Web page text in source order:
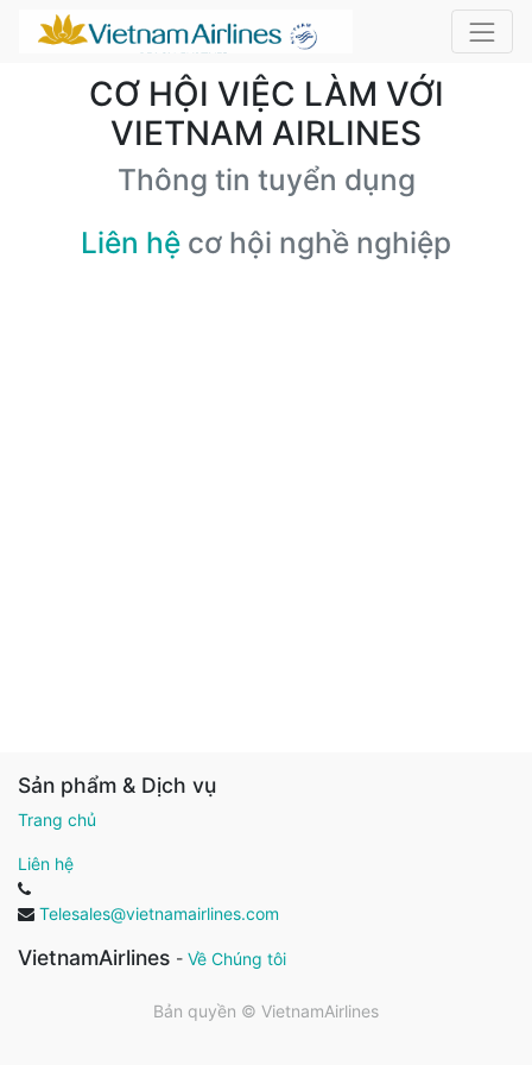
CƠ HỘI VIỆC LÀM VỚI
VIETNAM AIRLINES
Thông tin tuyển dụng
Liên hệ cơ hội nghề nghiệp
Sản phẩm & Dịch vụ
Trang chủ
Liên hệ
Telesales@vietnamairlines.com
VietnamAirlines - Về Chúng tôi
Bản quyền © VietnamAirlines